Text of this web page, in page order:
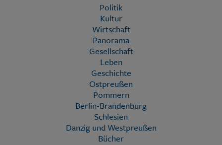
Politik
Kultur
Wirtschaft
Panorama
Gesellschaft
Leben
Geschichte
Ostpreußen
Pommern
Berlin-Brandenburg
Schlesien
Danzig und Westpreußen
Bücher